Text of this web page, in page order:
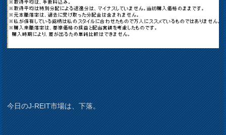
今日のJ-REIT市場は、下落。